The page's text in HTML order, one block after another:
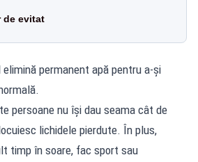
de evitat
permanent apă pentru a-și
persoane nu își dau seama cât de
lichidele pierdute. În plus,
timp în soare, fac sport sau